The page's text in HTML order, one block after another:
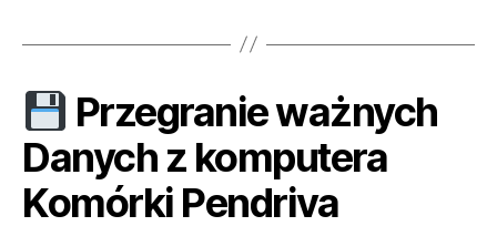
Przegranie ważnych
Danych z komputera
Komórki Pendriva